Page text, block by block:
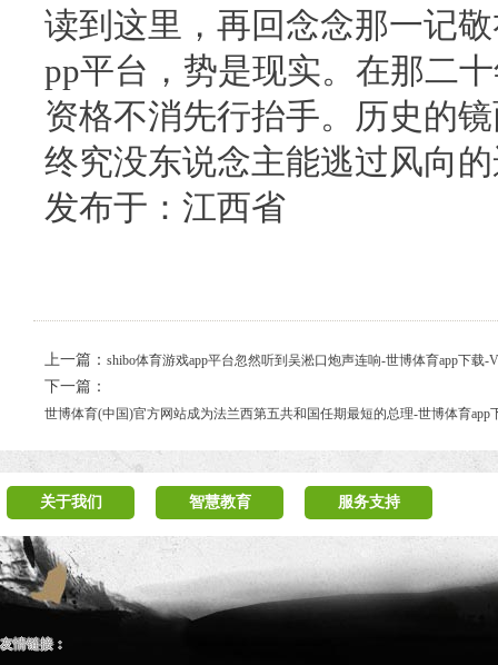
读到这里，再回念念那一记
pp平台，势是现实。在那二
资格不消先行抬手。历史的
终究没东说念主能逃过风向
发布于：江西省
上一篇： shibo体育游戏app平台忽然听到吴淞口炮声连响-世博体育app下载-
下一篇：
世博体育(中国)官方网站成为法兰西第五共和国任期最短的总理-世博体育app
关于我们 智慧教育 服务支持
友情链接：